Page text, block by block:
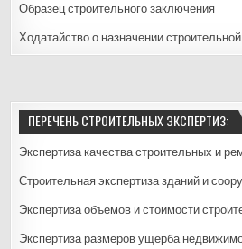
Образец строительного заключения
Ходатайство о назначении
ПЕРЕЧЕНЬ СТРОИТЕЛЬНЫХ ЭКСПЕРТИЗ:
Экспертиза качества строительных и
Строительная экспертиза зданий и
Экспертиза объемов и стоимости
Экспертиза размеров ущерба